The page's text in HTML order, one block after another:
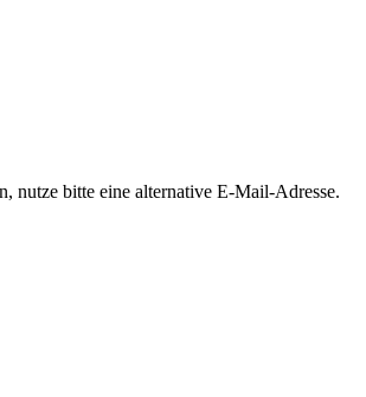
nutze bitte eine alternative E-Mail-Adresse.